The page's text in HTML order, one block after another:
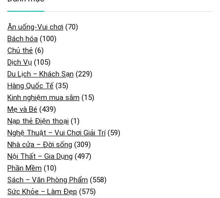
Ăn uống-Vui chơi (70)
Bách hóa (100)
Chủ thẻ (6)
Dịch Vụ (105)
Du Lịch – Khách Sạn (229)
Hàng Quốc Tế (35)
Kinh nghiệm mua sắm (15)
Mẹ và Bé (439)
Nạp thẻ Điện thoại (1)
Nghệ Thuật – Vui Chơi Giải Trí(59)
Nhà cửa – Đời sống (309)
Nội Thất – Gia Dụng (497)
Phần Mềm (10)
Sách – Văn Phòng Phẩm (558)
Sức Khỏe – Làm Đẹp (575)